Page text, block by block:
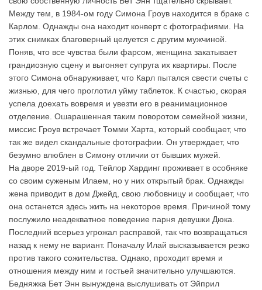
Между тем, в 1984-ом году Симона Гроув находится в браке с
Карлом. Однажды она находит конверт с фотографиями. На
этих снимках благоверный целуется с другим мужчиной.
Поняв, что все чувства были фарсом, женщина закатывает
грандиозную сцену и выгоняет супруга их квартиры. После
этого Симона обнаруживает, что Карл пытался свести счеты с
жизнью, для чего проглотил уйму таблеток. К счастью, скорая
успела доехать вовремя и увезти его в реанимационное
отделение. Ошарашенная таким поворотом семейной жизни,
миссис Гроув встречает Томми Харта, который сообщает, что
так же видел скандальные фотографии. Он утверждает, что
безумно влюблен в Симону отличии от бывших мужей.
На дворе 2019-ый год. Тейлор Хардинг проживает в особняке
со своим суженым Илаем, но у них открытый брак. Однажды
жена приводит в дом Джейд, свою любовницу и сообщает, что
она останется здесь жить на некоторое время. Причиной тому
послужило неадекватное поведение парня девушки Дюка.
Последний всерьез угрожал расправой, так что возвращаться
назад к нему не вариант. Поначалу Илай высказывается резко
против такого сожительства. Однако, проходит время и
отношения между ним и гостьей значительно улучшаются.
Бедняжка Бет Энн вынуждена выслушивать от Эйприл